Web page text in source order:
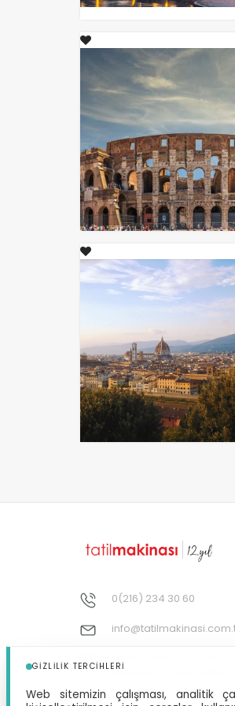
GIZLILIK TERCIHLERI
Web sitemizin çalışması, analitik
0(216) 234 30 60
Dumlupınar Mh. Pelin
Yenitepe 2. Etap B Blok